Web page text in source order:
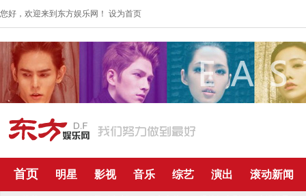
您好，欢迎来到东方娱乐网！ 设为首页
首页 明星 影视 音乐 综艺 演出 滚动新闻